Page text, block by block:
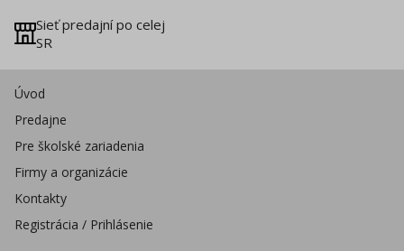
Sieť predajní po celej
SR
Úvod
Predajne
Pre školské zariadenia
Firmy a organizácie
Kontakty
Registrácia / Prihlásenie